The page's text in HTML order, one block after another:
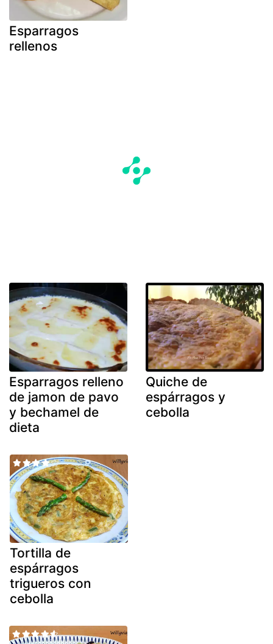
Esparragos
rellenos
Esparragos relleno
de jamon de pavo
y bechamel de
dieta
Quiche de
espárragos y
cebolla
Tortilla de
espárragos
trigueros con
cebolla